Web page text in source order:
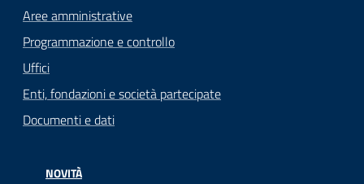
Aree amministrative
Programmazione e controllo
Uffici
Enti, fondazioni e società partecipate
Documenti e dati
NOVITÀ